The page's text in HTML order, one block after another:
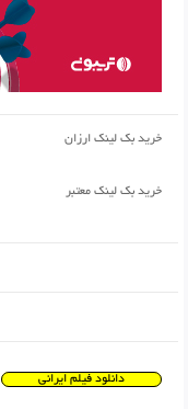
خرید بک لینک ارزان
خرید بک لینک معتبر
دانلود فیلم ایرانی